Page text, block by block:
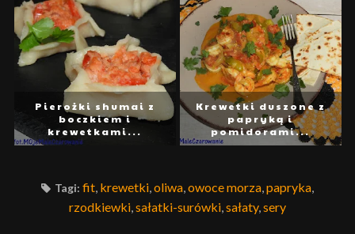
Pierożki shumai z
boczkiem i
krewetkami...
Krewetki duszone z
papryką i
pomidorami...
Tagi: fit krewetki oliwa owoce morza papryka
rzodkiewki sałatki-surówki sałaty, sery